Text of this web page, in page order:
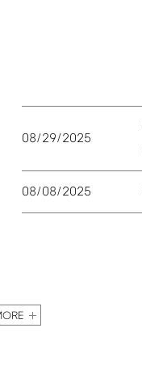
08/29/2025
08/08/2025